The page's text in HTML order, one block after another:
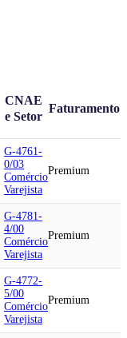
CNAE
e Setor
Faturamento
G-4761-
0/03
Comércio
Varejista
Premium
G-4781-
4/00
Comércio
Varejista
Premium
G-4772-
5/00
Comércio
Varejista
Premium